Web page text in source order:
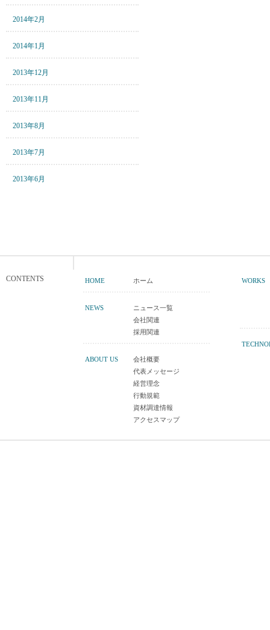
2014年2月
2014年1月
2013年12月
2013年11月
2013年8月
2013年7月
2013年6月
CONTENTS HOME ホーム
NEWS
ニュース一覧
会社関連
採用関連
ABOUT US
会社概要
代表メッセージ
経営理念
行動規範
資材調達情報
アクセスマップ
WORKS